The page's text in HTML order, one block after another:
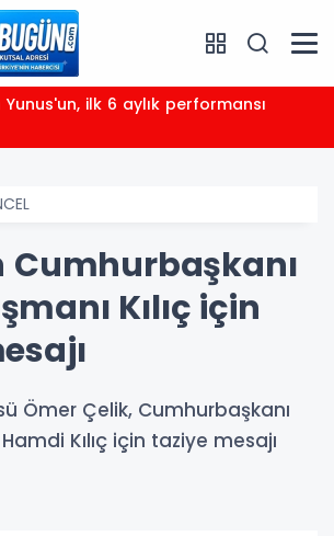
Yunus'un, ilk 6 aylık performansı
Cumhurbaşkanı
Kılıç için
Ömer Çelik, Cumhurbaşkanı
Kılıç için taziye mesajı